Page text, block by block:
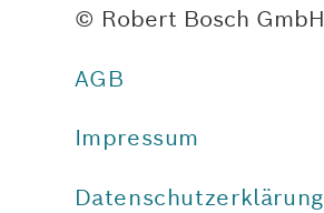
© Robert Bosch GmbH
AGB
Impressum
Datenschutzerklärung